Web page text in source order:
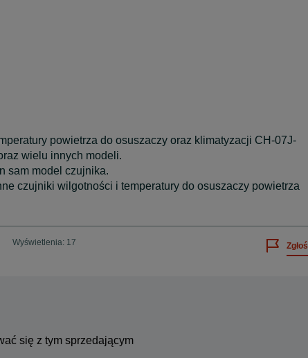
powietrza do osuszaczy oraz klimatyzacji CH-07J-
wielu innych modeli.
sam model czujnika.
czujniki wilgotności i temperatury do osuszaczy powietrza
Wyświetlenia: 17 Zgłoś
się z tym sprzedającym